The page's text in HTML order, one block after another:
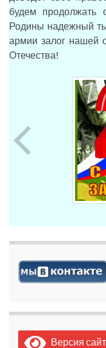
будем продолжать
Родины надежный
армии залог нашей
Отечества!
Версия